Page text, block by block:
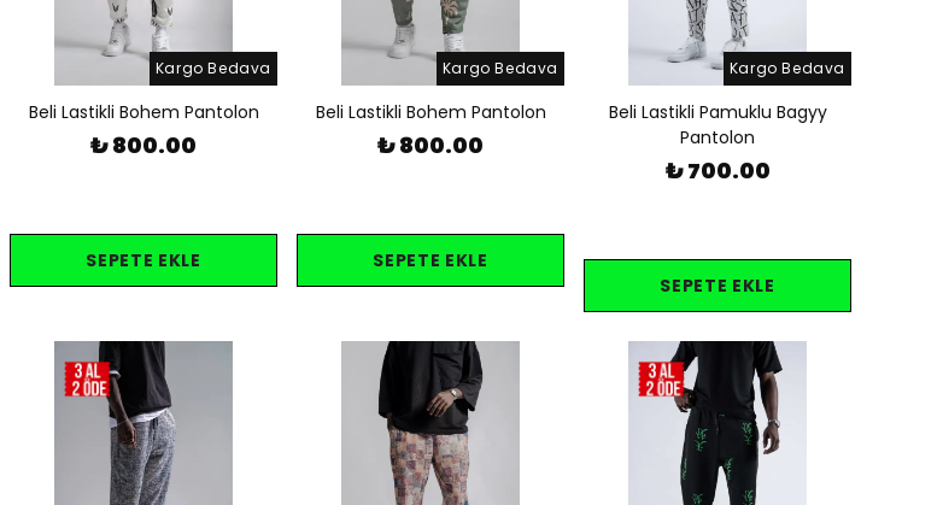
Kargo Bedava
Beli Lastikli Bohem Pantolon
₺ 800.00
SEPETE EKLE
Kargo Bedava
Beli Lastikli Bohem Pantolon
₺ 800.00
SEPETE EKLE
Kargo Bedava
Beli Lastikli Pamuklu Bagyy
Pantolon
₺ 700.00
SEPETE EKLE